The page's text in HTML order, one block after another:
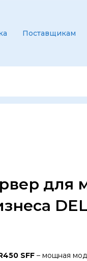
Поставщикам
для
450 SFF – мощная